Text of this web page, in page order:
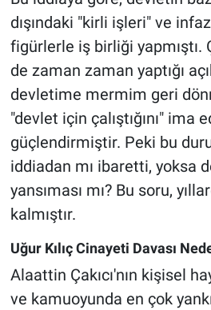
dışındaki "kirli işleri" ve
figürlerle iş birliği yapmıştı.
de zaman zaman yaptığı
devletime mermim geri
"devlet için çalıştığını" ima
güçlendirmiştir. Peki bu
iddiadan mı ibaretti, yoksa
yansıması mı? Bu soru,
kalmıştır.
Uğur Kılıç Cinayeti Davası
Alaattin Çakıcı'nın kişisel
ve kamuoyunda en çok